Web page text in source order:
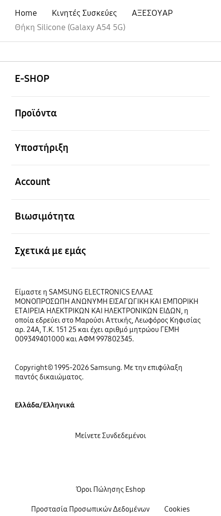
Home Κινητές Συσκεύες
ΑΞΕΣΟΥΑΡ
Θήκη Silicone (Galaxy A54 5G)
E-SHOP
Προϊόντα
Υποστήριξη
Account
Βιωσιμότητα
Σχετικά με εμάς
Είμαστε η SAMSUNG ELECTRONICS ΕΛΛΑΣ
ΜΟΝΟΠΡΟΣΩΠΗ ΑΝΩΝΥΜΗ ΕΙΣΑΓΩΓΙΚΗ ΚΑΙ ΕΜΠΟΡΙΚΗ
ΕΤΑΙΡΕΙΑ ΗΛΕΚΤΡΙΚΩΝ ΚΑΙ ΗΛΕΚΤΡΟΝΙΚΩΝ ΕΙΔΩΝ, η
οποία εδρεύει στο Μαρούσι Αττικής, Λεωφόρος Κηφισίας
αρ. 24Α, Τ.Κ. 151 25 και έχει αριθμό μητρώου ΓΕΜΗ
009349401000 και ΑΦΜ 997802345.
Copyright© 1995-2026 Samsung. Με την επιφύλαξη
παντός δικαιώματος.
Ελλάδα/Ελληνικά
Όροι Πώλησης Eshop
Προστασία Προσωπικών Δεδομένων Cookies
Μείνετε Συνδεδεμένοι